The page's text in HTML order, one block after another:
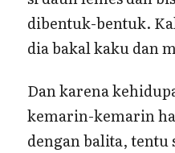
dibentuk-bentuk.
dia bakal kaku dan
Dan karena
kemarin-kemarin
dengan balita, tentu